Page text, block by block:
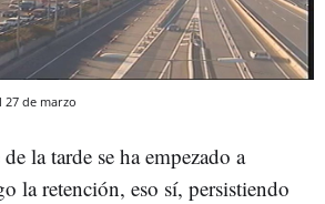
27 de marzo
la tarde se ha empezado a
la retención, eso sí, persistiendo